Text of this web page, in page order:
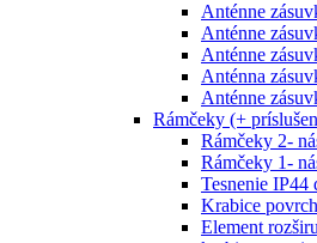
Anténne
Anténne
Anténne
Anténna
Anténne
Rámčeky (+
Rámčeky 2-
Rámčeky 1-
Tesnenie IP44
Krabice
Element